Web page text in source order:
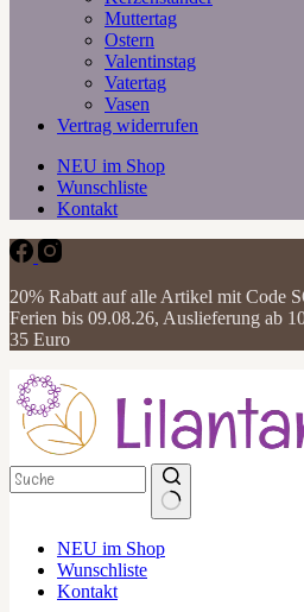
Muttertag
Ostern
Valentinstag
Vatertag
Vasen
Vertrag widerrufen
NEU im Shop
Wunschliste
Kontakt
20% Rabatt auf alle Artikel mit Code
Ferien bis 09.08.26, Auslieferung ab
35 Euro
NEU im Shop
Wunschliste
Kontakt